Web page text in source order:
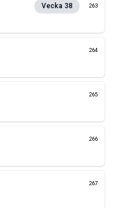
Vecka 38 263
264
265
266
267